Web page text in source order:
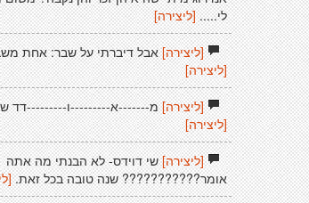
לי..... [ליצירה]
[ליצירה]אבל דיברתי על שבר: אחת
[ליצירה]
[ליצירה]מ-------א---------ו---------דד
[ליצירה]
[ליצירה]שי דוידס- לא הבנתי מה אתה
אומר??????????? שנה טובה בכל זאת.